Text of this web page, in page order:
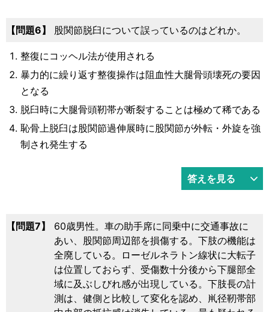
6 股関節脱臼について誤っているのはどれか。
整復にコッヘル法が使用される
暴力的に繰り返す整復操作は阻血性大腿骨頭壊死の要因
となる
脱臼時に大腿骨頭靭帯が断裂することは極めて稀である
恥骨上脱臼は股関節過伸展時に股関節が外転・外旋を強
制され発生する
答えを見る
7
60歳男性。車の助手席に同乗中に交通事故に
あい、股関節周辺部を損傷する。下肢の機能は
全廃している。ローゼルネラトン線状に大転子
は位置しておらず、受傷数十分後から下腿部全
域に及ぶしびれ感が出現している。下肢長の計
測は、健側と比較して変化を認め、鼡径靭帯部